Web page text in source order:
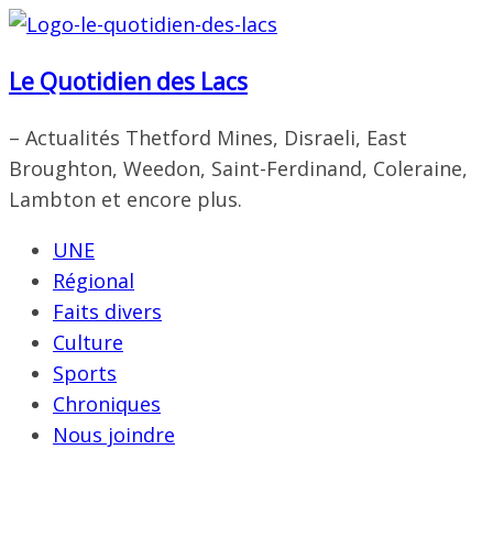
Passer
contenu
Le Quotidien des Lacs
– Actualités Thetford Mines, Disraeli, East
Broughton, Weedon, Saint-Ferdinand, Coleraine,
Lambton et encore plus.
UNE
Régional
Faits divers
Culture
Sports
Chroniques
Nous joindre